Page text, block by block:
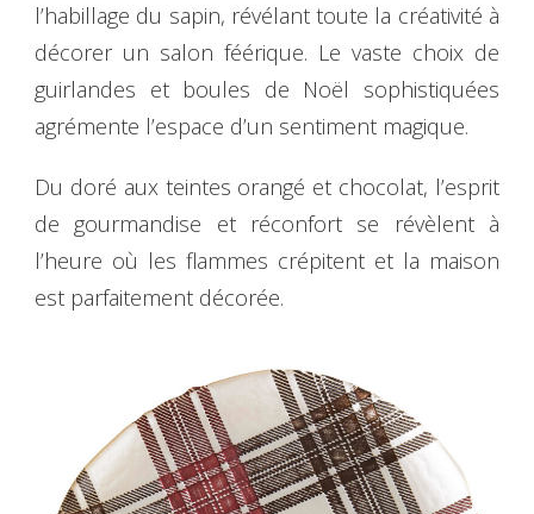
l’habillage du sapin, révélant toute la créativité à
décorer un salon féérique. Le vaste choix de
guirlandes et boules de Noël sophistiquées
agrémente l’espace d’un sentiment magique.
Du doré aux teintes orangé et chocolat, l’esprit
de gourmandise et réconfort se révèlent à
l’heure où les flammes crépitent et la maison
est parfaitement décorée.